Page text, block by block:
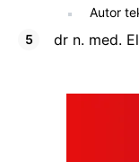
Autor
dr n. med.